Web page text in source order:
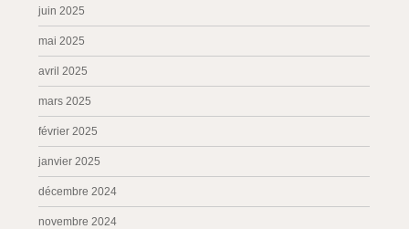
juin 2025
mai 2025
avril 2025
mars 2025
février 2025
janvier 2025
décembre 2024
novembre 2024